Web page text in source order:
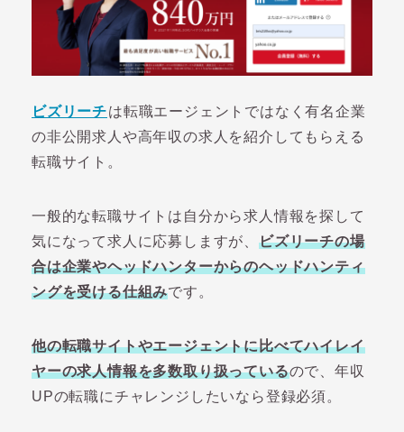
ビズリーチは転職エージェントではなく有名企業
の非公開求人や高年収の求人を紹介してもらえる
転職サイト。
一般的な転職サイトは自分から求人情報を探して
気になって求人に応募しますが、 ビズリーチの場
合は企業やヘッドハンターからのヘッドハンティ
ングを受ける仕組みです。
他の転職サイトやエージェントに比べてハイレイ
ヤーの求人情報を多数取り扱っているので、年収
UPの転職にチャレンジしたいなら登録必須。